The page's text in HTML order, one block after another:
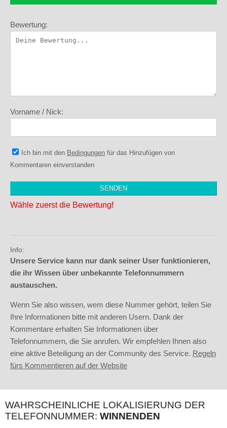
Bewertung:
Vorname / Nick:
Ich bin mit den Bedingungen für das Hinzufügen von
Kommentaren einverstanden
Wähle zuerst die Bewertung!
Info:
Unsere Service kann nur dank seiner User funktionieren,
die ihr Wissen über unbekannte Telefonnummern
austauschen.
Wenn Sie also wissen, wem diese Nummer gehört, teilen Sie
Ihre Informationen bitte mit anderen Usern. Dank der
Kommentare erhalten Sie Informationen über
Telefonnummern, die Sie anrufen. Wir empfehlen Ihnen also
eine aktive Beteiligung an der Community des Service. Regeln
fürs Kommentieren auf der Website
WAHRSCHEINLICHE LOKALISIERUNG DER
TELEFONNUMMER: WINNENDEN